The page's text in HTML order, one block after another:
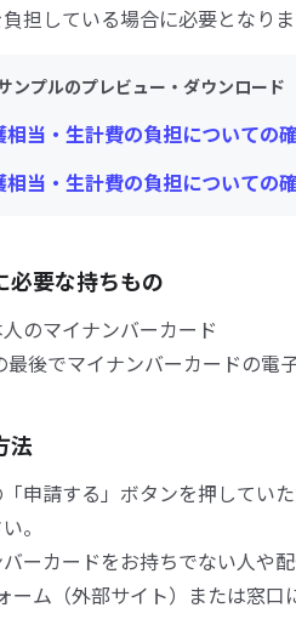
担している場合に必要となりま
ンプルのプレビュー・ダウンロード
相当・生計費の負担についての
相当・生計費の負担についての
必要な持ちもの
のマイナンバーカード
後でマイナンバーカードの電
法
申請する」ボタンを押してい
。
ーカードをお持ちでない人や
ーム（外部サイト）または窓口